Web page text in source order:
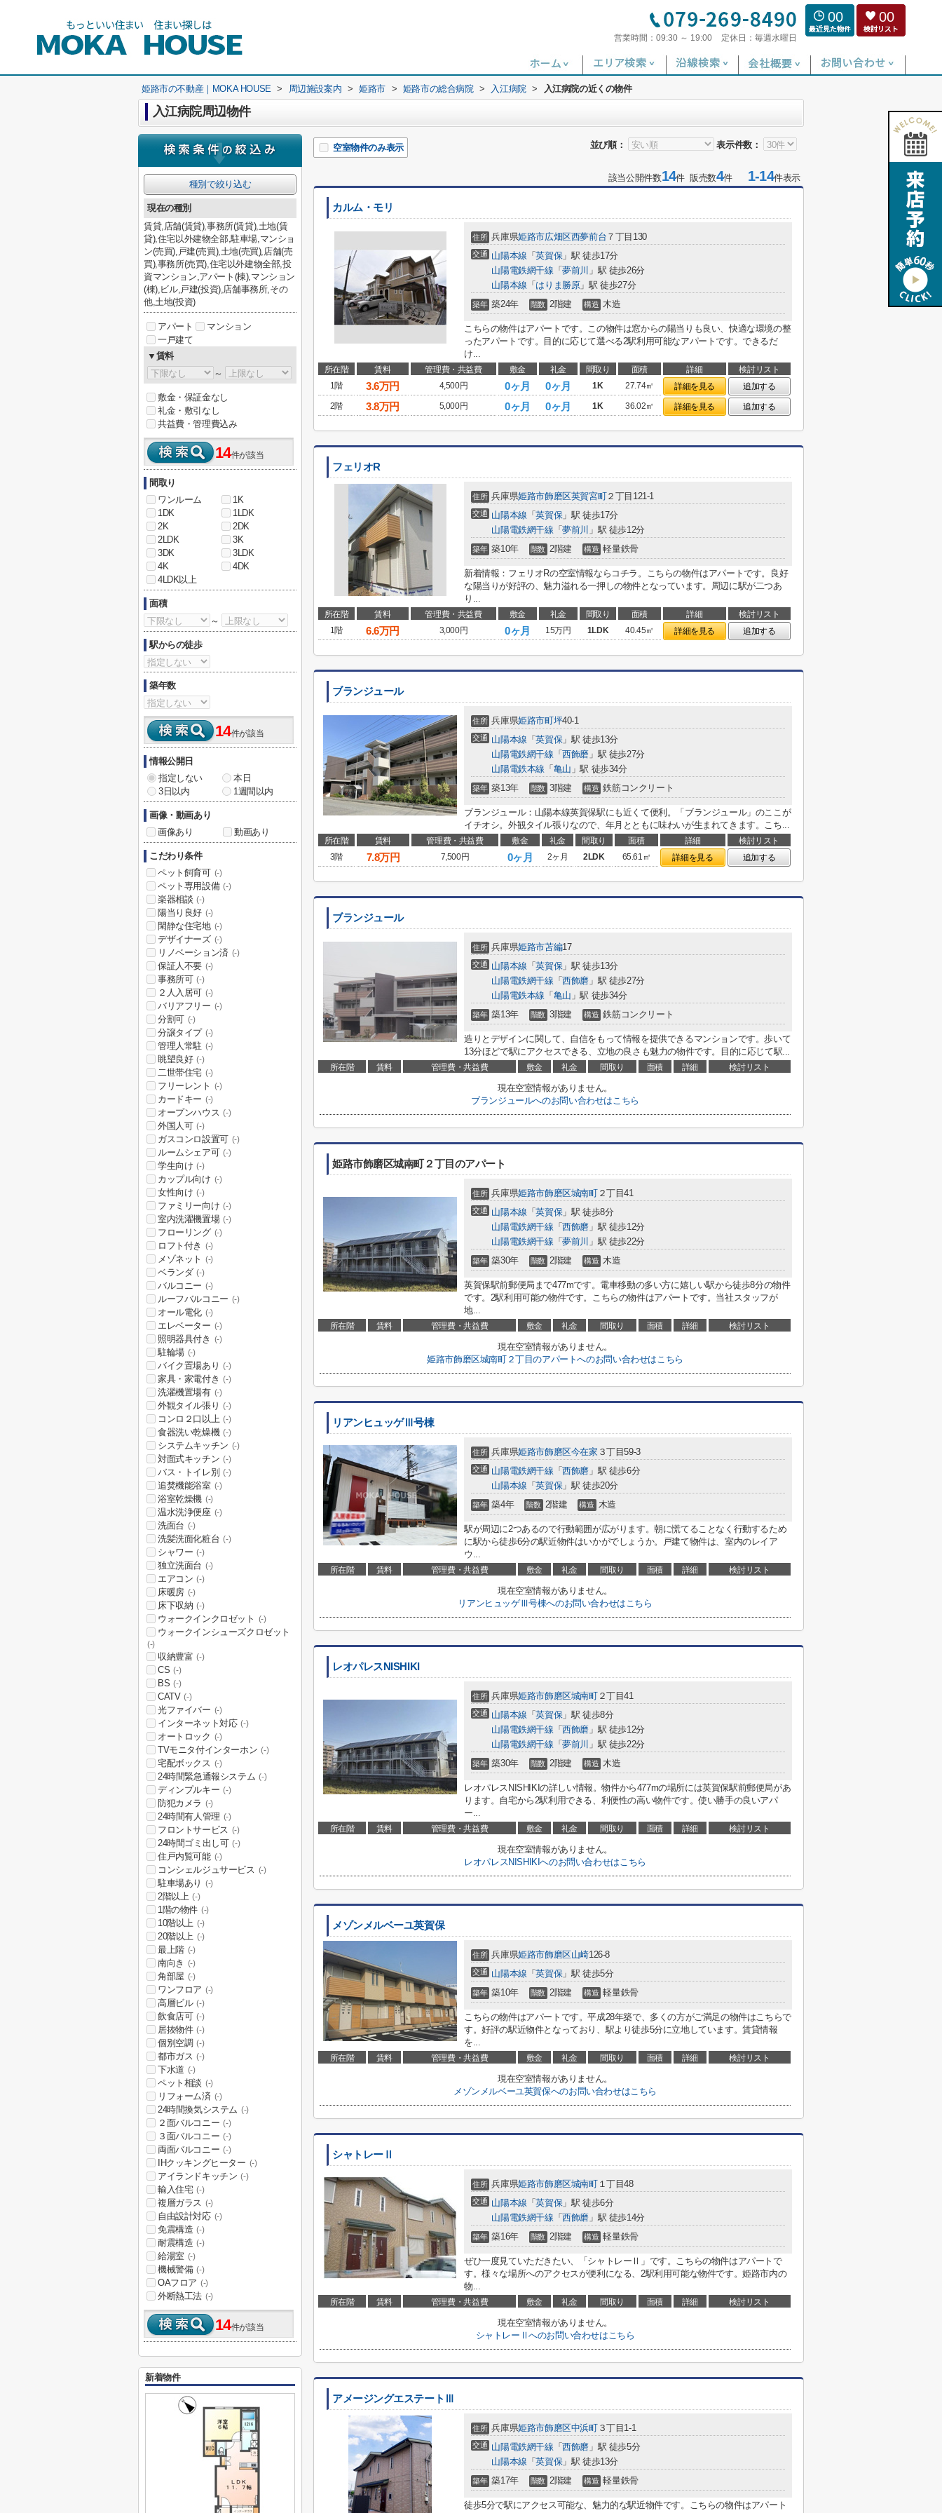
営業時間： 09:30 ～ 19:00 定休日： 毎週水曜日
00 00
姫路市の不動産｜MOKA HOUSE > 周辺施設案内 > 姫路市 > 姫路市の総合病院 > 入江病院 > 入江病院の近くの物件
入江病院周辺物件
並び順： 表示件数：
空室物件のみ表示
該当公開件数14件 販売数4件1-14件表示
カルム・モリ
住所 兵庫県姫路市広畑区西夢前台 ７丁目130
交通 山陽本線 「英賀保」駅 徒歩17分
山陽電鉄網干線 「夢前川 」駅 徒歩26分
山陽本線 「 はりま勝原」駅 徒歩27分
築年 築24年 階数 2階建 構造 木造
こちらの物件はアパートです。この物件は窓からの陽当りも良い、快適な環境の整
ったアパートです。目的に応じて選べる2駅利用可能なアパートです。できるだ
け...
所在階 賃料 管理費・共益費 敷金 礼金 間取り 面積 詳細
検討リスト
1階
3.6万円 4,500円 0ヶ月 0ヶ月 1K 27.74㎡ 詳細を見る
追加する
2階
3.8万円 5,000円 0ヶ月 0ヶ月 1K 36.02㎡ 詳細を見る 追加する
フェリオR
住所 兵庫県姫路市飾磨区英賀宮町２丁目121-1
交通 山陽本線 「英賀保」駅 徒歩17分
山陽電鉄網干線 「夢前川 」駅 徒歩12分
築年 築10年 階数 2階建 構造 軽量鉄骨
新着情報：フェリオRの空室情報ならコチラ。こちらの物件はアパートです。良好
な陽当りが好評の、魅力溢れる一押しの物件となっています。周辺に駅が二つあ
り...
所在階 賃料 管理費・共益費 敷金 礼金 間取り 面積 詳細
検討リスト
1階
6.6万円 3,000円 0ヶ月 15万円 1LDK 40.45㎡ 詳細を見る 追加する
ブランジュール
住所 兵庫県姫路市町坪40-1
交通 山陽本線 「英賀保」駅 徒歩13分
山陽電鉄網干線 「西飾磨 」駅 徒歩27分
山陽電鉄本線 「 亀山 」駅 徒歩34分
築年 築13年 階数 3階建 構造 鉄筋コンクリート
ブランジュール：山陽本線英賀保駅にも近くて便利。「ブランジュール」のここが
イチオシ。外観タイル張りなので、年月とともに味わいが生まれてきます。こち...
所在階 賃料 管理費・共益費 敷金 礼金 間取り 面積 詳細
検討リスト
3階
7.8万円 7,500円 0ヶ月 2ヶ月 2LDK 65.61㎡ 詳細を見る 追加する
ブランジュール
住所 兵庫県姫路市苫編17
交通 山陽本線 「英賀保」駅 徒歩13分
山陽電鉄網干線 「西飾磨 」駅 徒歩27分
山陽電鉄本線 「 亀山 」駅 徒歩34分
築年 築13年 階数 3階建 構造 鉄筋コンクリート
造りとデザインに関して、自信をもって情報を提供できるマンションです。歩いて
13分ほどで駅にアクセスできる、立地の良さも魅力の物件です。目的に応じて駅...
所在階 賃料 管理費・共益費 敷金 礼金 間取り 面積 詳細 検討リスト
現在空室情報がありません。
ブランジュールへのお問い合わせはこちら
姫路市飾磨区城南町２丁目のアパート
住所 兵庫県姫路市飾磨区城南町２丁目41
交通 山陽本線 「英賀保」駅 徒歩8分
山陽電鉄網干線 「西飾磨 」駅 徒歩12分
山陽電鉄網干線 「夢前川 」駅 徒歩22分
築年 築30年 階数 2階建 構造 木造
英賀保駅前郵便局まで477mです。電車移動の多い方に嬉しい駅から徒歩8分の物件
です。2駅利用可能の物件です。こちらの物件はアパートです。当社スタッフが
地...
所在階 賃料 管理費・共益費 敷金 礼金 間取り 面積 詳細 検討リスト
現在空室情報がありません。
姫路市飾磨区城南町２丁目のアパートへのお問い合わせはこちら
リアンヒュッゲⅢ号棟
住所 兵庫県姫路市飾磨区今在家 ３丁目59-3
交通 山陽電鉄網干線 「西飾磨 」駅 徒歩6分
山陽本線 「英賀保」駅 徒歩20分
築年 築4年 階数 2階建 構造 木造
駅が周辺に2つあるので行動範囲が広がります。朝に慌てることなく行動するため
に駅から徒歩6分の駅近物件はいかがでしょうか。戸建て物件は、室内のレイア
ウ...
所在階 賃料 管理費・共益費 敷金 礼金 間取り 面積 詳細 検討リスト
現在空室情報がありません。
リアンヒュッゲⅢ号棟へのお問い合わせはこちら
レオパレスNISHIKI
住所 兵庫県姫路市飾磨区城南町２丁目41
交通 山陽本線 「英賀保」駅 徒歩8分
山陽電鉄網干線 「西飾磨 」駅 徒歩12分
山陽電鉄網干線 「夢前川 」駅 徒歩22分
築年 築30年 階数 2階建 構造 木造
レオパレスNISHIKIの詳しい情報。物件から477mの場所には英賀保駅前郵便局があ
ります。自宅から2駅利用できる、利便性の高い物件です。使い勝手の良いアパ
ー...
所在階 賃料 管理費・共益費 敷金 礼金 間取り 面積 詳細 検討リスト
現在空室情報がありません。
レオパレスNISHIKIへのお問い合わせはこちら
メゾンメルベーユ英賀保
住所 兵庫県姫路市飾磨区山崎126-8
交通 山陽本線 「英賀保」駅 徒歩5分
築年 築10年 階数 2階建 構造 軽量鉄骨
こちらの物件はアパートです。平成28年築で、多くの方がご満足の物件はこちらで
す。好評の駅近物件となっており、駅より徒歩5分に立地しています。賃貸情報
を...
所在階 賃料 管理費・共益費 敷金 礼金 間取り 面積 詳細 検討リスト
現在空室情報がありません。
メゾンメルベーユ英賀保へのお問い合わせはこちら
シャトレーⅡ
住所 兵庫県姫路市飾磨区城南町１丁目48
交通 山陽本線 「英賀保」駅 徒歩6分
山陽電鉄網干線 「西飾磨 」駅 徒歩14分
築年 築16年 階数 2階建 構造 軽量鉄骨
ぜひ一度見ていただきたい、「シャトレーⅡ」です。こちらの物件はアパートで
す。様々な場所へのアクセスが便利になる、2駅利用可能な物件です。姫路市内の
物...
所在階 賃料 管理費・共益費 敷金 礼金 間取り 面積 詳細 検討リスト
現在空室情報がありません。
シャトレーⅡへのお問い合わせはこちら
アメージングエステートⅢ
住所 兵庫県姫路市飾磨区中浜町３丁目1-1
交通 山陽電鉄網干線 「西飾磨 」駅 徒歩5分
山陽本線 「英賀保」駅 徒歩13分
築年 築17年 階数 2階建 構造 軽量鉄骨
徒歩5分で駅にアクセス可能な、魅力的な駅近物件です。こちらの物件はアパート
種別で絞り込む
現在の種別
賃貸,店舗(賃貸),事務所(賃貸),土地(賃
貸),住宅以外建物全部,駐車場,マンショ
ン(売買),戸建(売買),土地(売買),店舗(売
買),事務所(売買),住宅以外建物全部,投
資マンション,アパート(棟),マンション
(棟),ビル,戸建(投資),店舗事務所,その
他,土地(投資)
アパート
マンション
一戸建て
▼賃料
～
敷金・保証金なし
礼金・敷引なし
共益費・管理費込み
14件が該当
間取り
ワンルーム
1K
1DK
1LDK
2K
2DK
2LDK
3K
3DK
3LDK
4K
4DK
4LDK以上
面積
～
駅からの徒歩
築年数
14件が該当
情報公開日
指定しない
本日
3日以内
1週間以内
画像・動画あり
画像あり
動画あり
こだわり条件
ペット飼育可 (-)
ペット専用設備 (-)
楽器相談 (-)
陽当り良好 (-)
閑静な住宅地 (-)
デザイナーズ (-)
リノベーション済 (-)
保証人不要 (-)
事務所可 (-)
２人入居可 (-)
バリアフリー (-)
分割可 (-)
分譲タイプ (-)
管理人常駐 (-)
眺望良好 (-)
二世帯住宅 (-)
フリーレント (-)
カードキー (-)
オープンハウス (-)
外国人可 (-)
ガスコンロ設置可 (-)
ルームシェア可 (-)
学生向け (-)
カップル向け (-)
女性向け (-)
ファミリー向け (-)
室内洗濯機置場 (-)
フローリング (-)
ロフト付き (-)
メゾネット (-)
ベランダ (-)
バルコニー (-)
ルーフバルコニー (-)
オール電化 (-)
エレベーター (-)
照明器具付き (-)
駐輪場 (-)
バイク置場あり (-)
家具・家電付き (-)
洗濯機置場有 (-)
外観タイル張り (-)
コンロ２口以上 (-)
食器洗い乾燥機 (-)
システムキッチン (-)
対面式キッチン (-)
バス・トイレ別 (-)
追焚機能浴室 (-)
浴室乾燥機 (-)
温水洗浄便座 (-)
洗面台 (-)
洗髪洗面化粧台 (-)
シャワー (-)
独立洗面台 (-)
エアコン (-)
床暖房 (-)
床下収納 (-)
ウォークインクロゼット (-)
ウォークインシューズクロゼット
(-)
収納豊富 (-)
CS (-)
BS (-)
CATV (-)
光ファイバー (-)
インターネット対応 (-)
オートロック (-)
TVモニタ付インターホン (-)
宅配ボックス (-)
24時間緊急通報システム (-)
ディンプルキー (-)
防犯カメラ (-)
24時間有人管理 (-)
フロントサービス (-)
24時間ゴミ出し可 (-)
住戸内覧可能 (-)
コンシェルジュサービス (-)
駐車場あり (-)
2階以上 (-)
1階の物件 (-)
10階以上 (-)
20階以上 (-)
最上階 (-)
南向き (-)
角部屋 (-)
ワンフロア (-)
高層ビル (-)
飲食店可 (-)
居抜物件 (-)
個別空調 (-)
都市ガス (-)
下水道 (-)
ペット相談 (-)
リフォーム済 (-)
24時間換気システム (-)
２面バルコニー (-)
３面バルコニー (-)
両面バルコニー (-)
IHクッキングヒーター (-)
アイランドキッチン (-)
輸入住宅 (-)
複層ガラス (-)
自由設計対応 (-)
免震構造 (-)
耐震構造 (-)
給湯室 (-)
機械警備 (-)
OAフロア (-)
外断熱工法 (-)
14件が該当
新着物件